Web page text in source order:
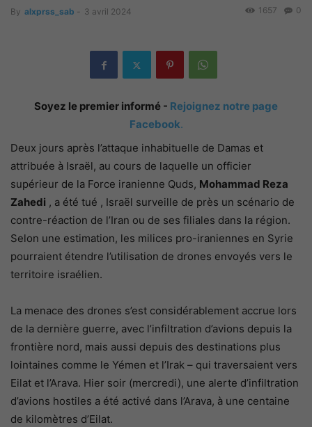
By alxprss_sab - 3 avril 2024 0
1657
Soyez le premier informé - Rejoignez notre page
Facebook.
Deux jours après l’attaque inhabituelle de Damas et
attribuée à Israël, au cours de laquelle un officier
supérieur de la Force iranienne Quds, Mohammad Reza
Zahedi , a été tué , Israël surveille de près un scénario de
contre-réaction de l’Iran ou de ses filiales dans la région.
Selon une estimation, les milices pro-iraniennes en Syrie
pourraient étendre l’utilisation de drones envoyés vers le
territoire israélien.
La menace des drones s’est considérablement accrue lors
de la dernière guerre, avec l’infiltration d’avions depuis la
frontière nord, mais aussi depuis des destinations plus
lointaines comme le Yémen et l’Irak – qui traversaient vers
Eilat et l’Arava. Hier soir (mercredi), une alerte d’infiltration
d’avions hostiles a été activé dans l’Arava, à une centaine
de kilomètres d’Eilat.